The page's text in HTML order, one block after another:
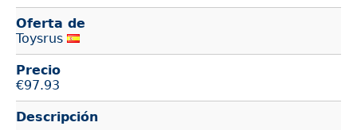
Oferta de
Toysrus
Precio
€97.93
Descripción